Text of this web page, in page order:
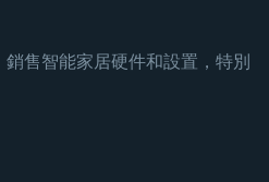
售智能家居硬件和設置，特別